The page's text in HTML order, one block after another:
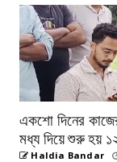
একশো দিনের
মধ্য দিয়ে শুরু হয়
Haldia Bandar